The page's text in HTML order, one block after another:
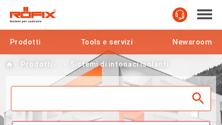
Prodotti Tools e servizi Newsroom
Home
Prodotti Sistemi di intonaci isolanti